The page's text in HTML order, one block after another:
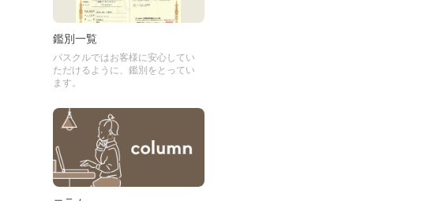
鑑別一覧
パスクルではお客様に安心してい
ただけるように、鑑別をとってい
ます。